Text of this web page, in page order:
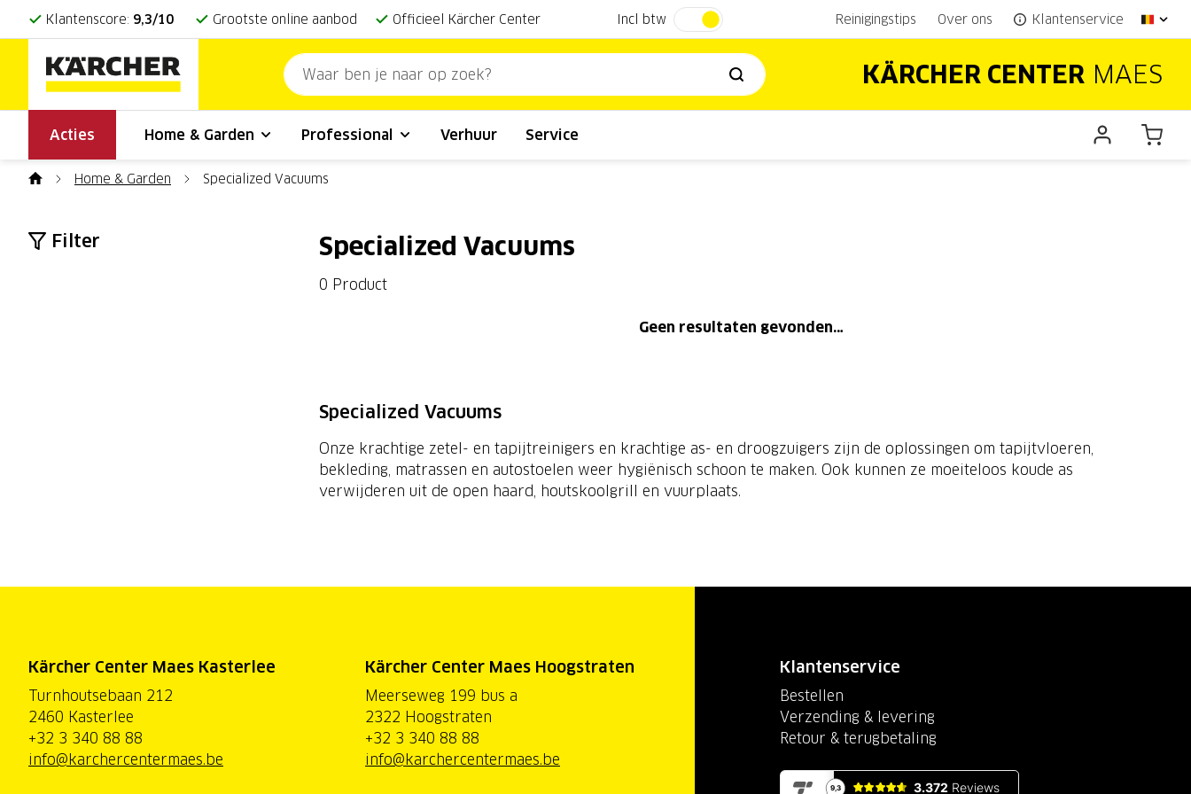
Klantenscore: 9,3/10 Grootste online aanbod Officieel Kärcher Center Reinigingstips Over ons Klantenservice
KÄRCHER CENTER MAES
Acties Home & Garden Professional Verhuur Service
Incl btw
Home & Garden Specialized Vacuums
Specialized Vacuums
0 Product
Geen resultaten gevonden…
Specialized Vacuums
Onze krachtige zetel- en tapijtreinigers en krachtige as- en droogzuigers zijn de oplossingen om tapijtvloeren,
bekleding, matrassen en autostoelen weer hygiënisch schoon te maken. Ook kunnen ze moeiteloos koude as
verwijderen uit de open haard, houtskoolgrill en vuurplaats.
Filter
Kärcher Center Maes Kasterlee
Turnhoutsebaan 212
2460 Kasterlee
+32 3 340 88 88
info@karchercentermaes.be
Kärcher Center Maes Hoogstraten
Meerseweg 199 bus a
2322 Hoogstraten
+32 3 340 88 88
info@karchercentermaes.be
Klantenservice
Bestellen
Verzending & levering
Retour & terugbetaling